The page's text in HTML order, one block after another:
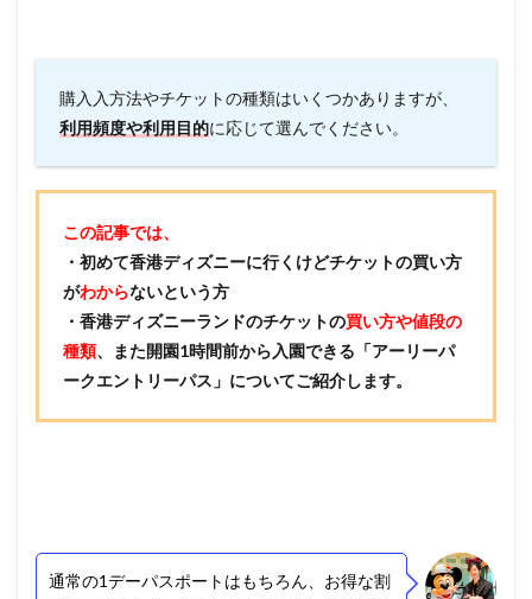
購入⼊⽅法やチケットの種類はいくつかありますが、
利用頻度や利用目的に応じて選んでください。
この記事では、
・初めて香港ディズニーに行くけどチケットの買い方
がわからないという方
・香港ディズニーランドのチケットの買い方や値段の
種類、また開園1時間前から入園できる「アーリーパ
ークエントリーパス」についてご紹介します。
通常の1デーパスポートはもちろん、お得な割